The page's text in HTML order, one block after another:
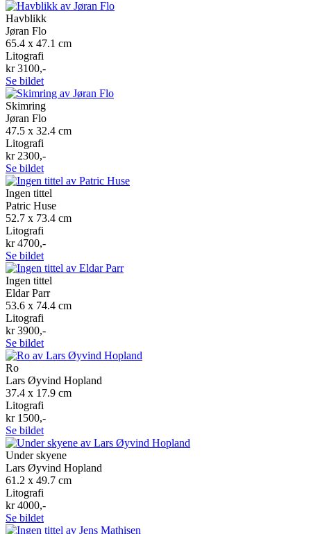
Havblikk
Jøran Flo
65.4 x 47.1 cm
Litografi
kr 3100,-
Se bildet
Skimring
Jøran Flo
47.5 x 32.4 cm
Litografi
kr 2300,-
Se bildet
Ingen tittel
Patric Huse
52.7 x 73.4 cm
Litografi
kr 4700,-
Se bildet
Ingen tittel
Eldar Parr
53.6 x 74.4 cm
Litografi
kr 3900,-
Se bildet
Ro
Lars Øyvind Hopland
37.4 x 17.9 cm
Litografi
kr 1500,-
Se bildet
Under skyene
Lars Øyvind Hopland
61.2 x 49.7 cm
Litografi
kr 4000,-
Se bildet